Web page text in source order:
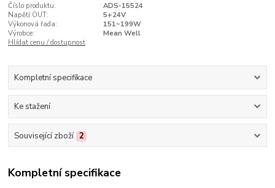
Číslo produktu:
ADS-15524
Napětí OUT:
5+24V
Výkonová řada:
151~199W
Výrobce:
Mean Well
Hlídat cenu / dostupnost
Kompletní specifikace
Ke stažení
Související zboží 2
Kompletní specifikace